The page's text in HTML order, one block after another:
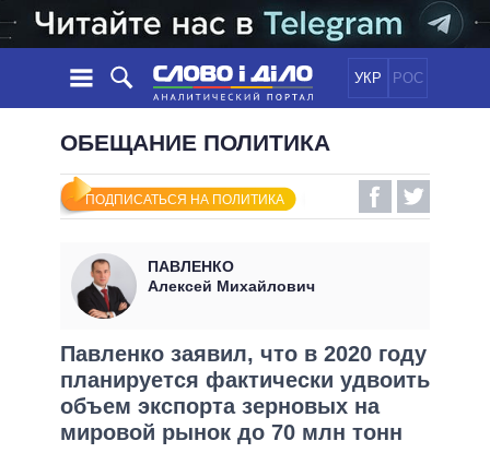
УКР РОС
НОВОСТИ
ЛЕНТА
СОБЫТИЯ
СТАТЬИ
МНЕНИЯ
ОБЗОРЫ
ДАЙДЖЕСТЫ
ПОЛИТИКА
ЭКОНОМИКА
МИР
ОБЕЩАНИЯ
ВСЕ ПОЛИТИКИ
ПРЕЗИДЕНТ И ОФИС
ВЕРХОВНАЯ РАДА
КАБИНЕТ МИНИСТРОВ
ГЛАВЫ ОБЛАДМИНИСТРАЦИЙ
МЭРЫ
ИНФОГРАФИКА
ПОДДЕРЖАТЬ
СРАВНЕНИЕ ПОЛИТИКОВ
ОБЕЩАНИЕ ПОЛИТИКА
ПОДПИСАТЬСЯ НА ПОЛИТИКА
ПАВЛЕНКО
Алексей Михайлович
Павленко заявил, что в 2020 году
планируется фактически удвоить
объем экспорта зерновых на
мировой рынок до 70 млн тонн